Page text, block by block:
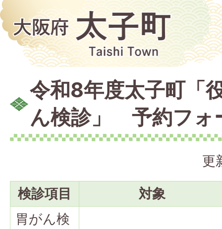
令和8年度太子町「
ん検診」 予約フォ
更
検診項目
対象
胃がん検